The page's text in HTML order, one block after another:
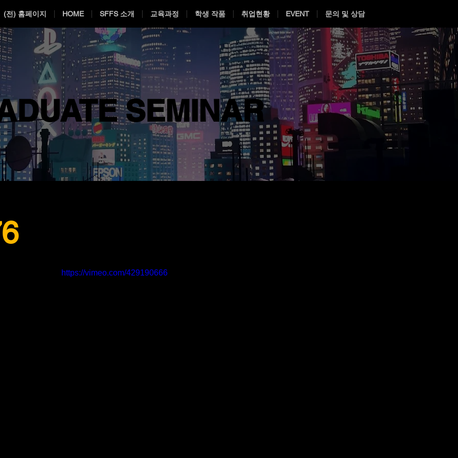
(전) 홈페이지 HOME SFFS 소개 교육과정 학생 작품 취업현황 EVENT 문의 및 상담
SEMINAR
SEMINAR
https://vimeo.com/429190666